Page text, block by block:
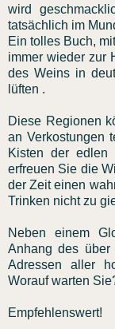
wird
tatsächlich im
Ein tolles Buch,
immer wieder zur
des Weins in
lüften .
Diese Regionen
an Verkostungen
Kisten der edlen
erfreuen Sie die
der Zeit einen
Trinken nicht zu
Neben einem
Anhang des
Adressen aller
Worauf warten
Empfehlenswert!